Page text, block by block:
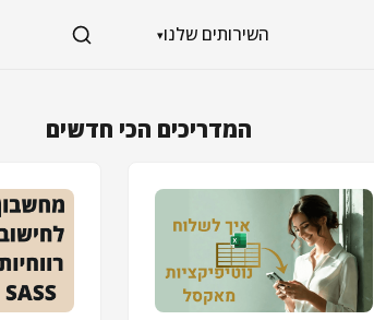
השירותים שלנו▾
המדריכים הכי חדשים